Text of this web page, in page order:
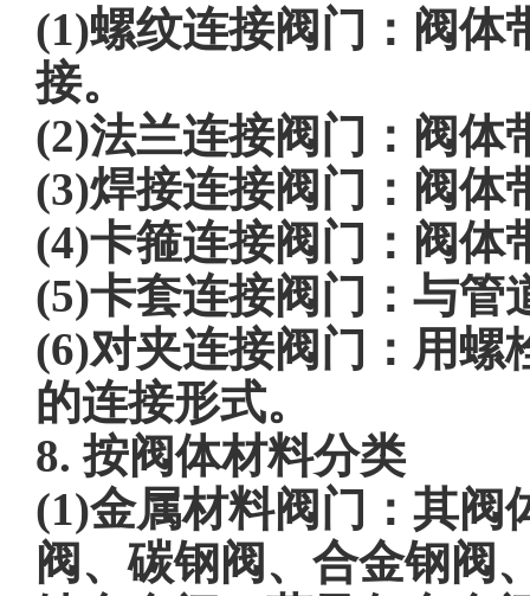
(1)螺纹连接阀门：阀体
接。
(2)法兰连接阀门：阀体
(3)焊接连接阀门：阀体
(4)卡箍连接阀门：阀体
(5)卡套连接阀门：与管
(6)对夹连接阀门：用螺
的连接形式。
8. 按阀体材料分类
(1)金属材料阀门：其阀
阀、碳钢阀、合金钢阀